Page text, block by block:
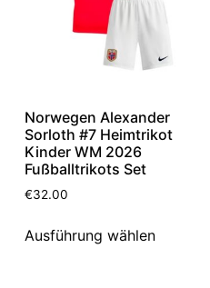
Norwegen Alexander
Sorloth #7 Heimtrikot
Kinder WM 2026
Fußballtrikots Set
€32.00
Ausführung wählen